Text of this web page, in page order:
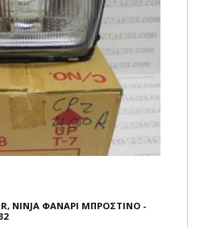
R, NINJA ΦΑΝΑΡΙ ΜΠΡΟΣΤΙΝΟ -